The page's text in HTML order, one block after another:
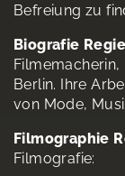
Befreiung zu
Biografie
Berlin. Ihre
von Mode,
Filmographie
Filmografie: